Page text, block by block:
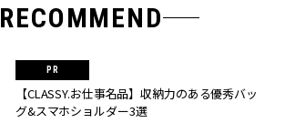
RECOMMEND
【CLASSY.お仕事名品】収納力のある優秀バッ
グ&スマホショルダー3選